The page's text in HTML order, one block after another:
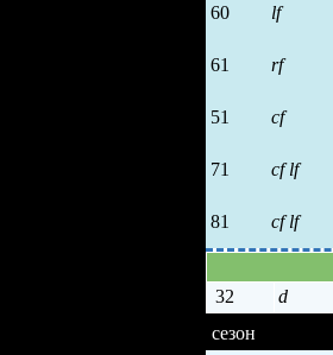
60 lf
61 rf
51 cf
71 cf lf
81 cf lf
32
d
сезон